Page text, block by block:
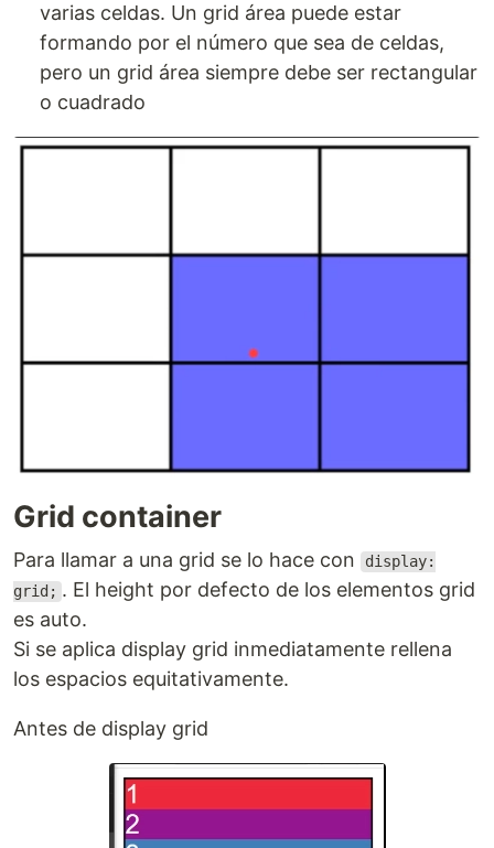
varias celdas. Un grid área puede estar
formando por el número que sea de celdas,
pero un grid área siempre debe ser rectangular
o cuadrado
Grid container
Para llamar a una grid se lo hace con
display:
grid; . El height por defecto de los elementos grid
es auto.
Si se aplica display grid inmediatamente rellena
los espacios equitativamente.
Antes de display grid